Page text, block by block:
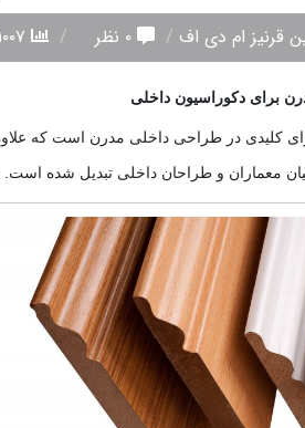
قرنیز ام دی اف ۰ نظر
برای دکوراسیون داخلی
کلیدی در طراحی داخلی مدرن است که علاوه
معماران و طراحان داخلی تبدیل شده است.